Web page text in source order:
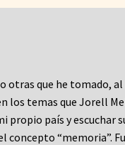
otras que he tomado, al
los temas que Jorell
propio país y escuchar
concepto “memoria”.